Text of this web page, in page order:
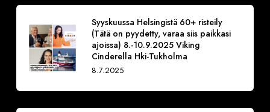
Syyskuussa Helsingistä 60+ risteily
(Tätä on pyydetty, varaa siis paikkasi
ajoissa) 8.-10.9.2025 Viking
Cinderella Hki-Tukholma
8.7.2025